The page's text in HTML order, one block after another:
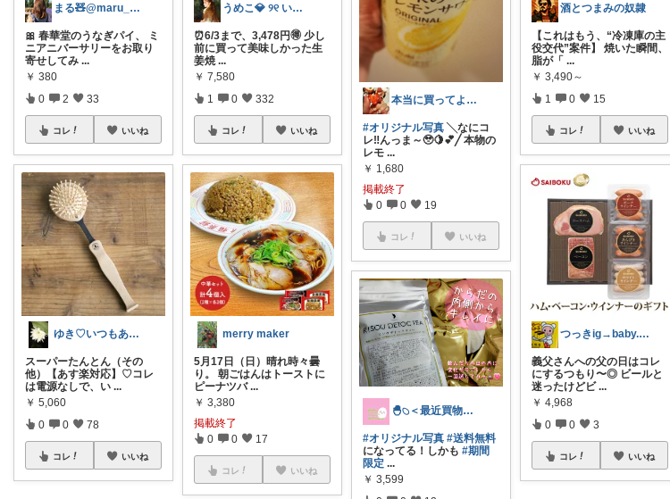
まる🧸@maru_kmania
🎀 春華堂のうなぎパイ、 ミ
ニアニバーサリーをお取り
寄せしてみ ...
￥ 380
0 2 33
コレ いいね
ゆき♡いつもありがとうございます✿.*･
スーパーたんとん（その
他）【あす楽対応】♡コレ
は電源なしで、い ...
￥ 5,060
0 0 78
コレ いいね
うめこ💎 ୨୧ いつも感謝 ୨୧
⏰6/3まで、3,478円🉐 少し
前に買って美味しかった生
姜焼 ...
￥ 7,580
1 0 332
コレ いいね
merry maker
5月17日（日）晴れ時々曇
り。 朝ごはんはトーストに
ピーナツバ ...
￥ 3,380
掲載終了
0 0 17
コレ いいね
本当に買ってよかった物！ ♡MOCA♡
#オリジナル写真 ╲なにコ
レ‼️んっま～🥹🍋💕╱ 本物の
レモ ...
￥ 1,680
掲載終了
0 0 19
コレ いいね
🐣𓆇＜最近買物&ｵﾘ写為ﾉﾐin🐢
#オリジナル写真 #送料無料
になってる！しかも#期間
限定 ...
￥ 3,599
酒とつまみの奴隷
【これはもう、“冷凍庫の主
役交代”案件】 焼いた瞬間、
脂が「 ...
￥ 3,490～
1 0 15
コレ いいね
つっきig→baby.tsukki___
義父さんへの父の日はコレ
にするつもり〜◎ ビールと
迷ったけどビ ...
￥ 4,968
0 0 3
コレ いいね